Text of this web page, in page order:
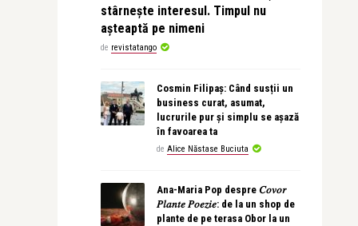
stârnește interesul. Timpul nu
așteaptă pe nimeni
de revistatango
Cosmin Filipaș: Când susții un
business curat, asumat,
lucrurile pur și simplu se așază
în favoarea ta
de Alice Năstase Buciuta
Ana-Maria Pop despre 𝐶𝑜𝑣𝑜𝑟
𝑃𝑙𝑎𝑛𝑡𝑒 𝑃𝑜𝑒𝑧𝑖𝑒: de la un shop de
plante de pe terasa Obor la un